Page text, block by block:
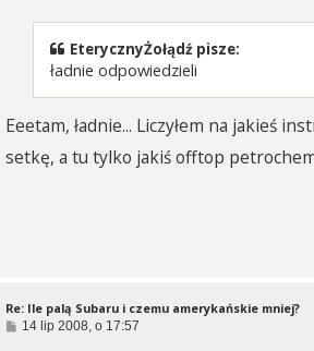
EterycznyŻołądź pisze:
ładnie odpowiedzieli
Eeetam, ładnie... Liczyłem na jakieś
setkę, a tu tylko jakiś offtop
Re: Ile palą Subaru i czemu amerykańskie mniej?
P14 lip 2008, o 17:57